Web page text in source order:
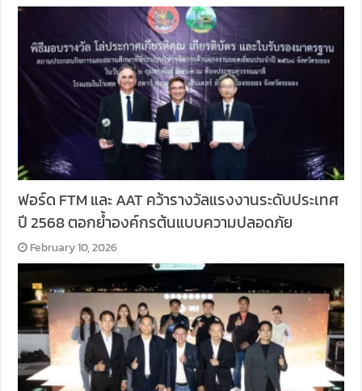
ฟอร์ด FTM และ AAT คว้ารางวัลแรงงานระดับประเทศ
ปี 2568 ตอกย้ำองค์กรต้นแบบความปลอดภัย
February 10, 2026